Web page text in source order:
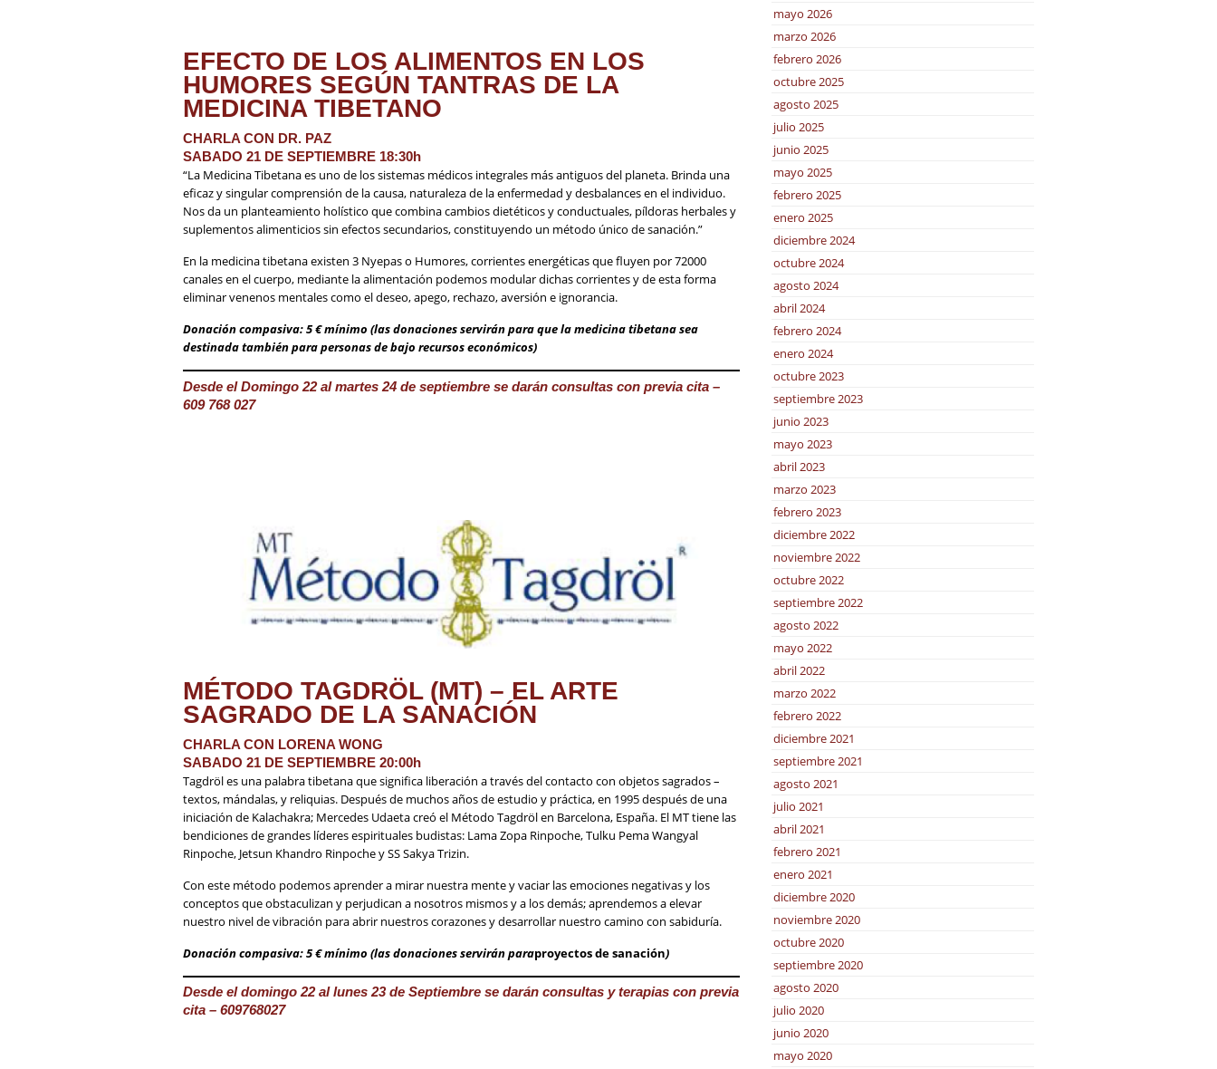
EFECTO DE LOS ALIMENTOS EN LOS
HUMORES SEGÚN TANTRAS DE LA
MEDICINA TIBETANO
CHARLA CON DR. PAZ
SABADO 21 DE SEPTIEMBRE 18:30h
“La Medicina Tibetana es uno de los sistemas médicos integrales más antiguos del planeta. Brinda una
eficaz y singular comprensión de la causa, naturaleza de la enfermedad y desbalances en el individuo.
Nos da un planteamiento holístico que combina cambios dietéticos y conductuales, píldoras herbales y
suplementos alimenticios sin efectos secundarios, constituyendo un método único de sanación.”
En la medicina tibetana existen 3 Nyepas o Humores, corrientes energéticas que fluyen por 72000
canales en el cuerpo, mediante la alimentación podemos modular dichas corrientes y de esta forma
eliminar venenos mentales como el deseo, apego, rechazo, aversión e ignorancia.
Donación compasiva: 5 € mínimo (las donaciones servirán para que la medicina tibetana sea
destinada también para personas de bajo recursos económicos)
Desde el Domingo 22 al martes 24 de septiembre se darán consultas con previa cita –
609 768 027
MÉTODO TAGDRÖL (MT) – EL ARTE
SAGRADO DE LA SANACIÓN
CHARLA CON LORENA WONG
SABADO 21 DE SEPTIEMBRE 20:00h
Tagdröl es una palabra tibetana que significa liberación a través del contacto con objetos sagrados –
textos, mándalas, y reliquias. Después de muchos años de estudio y práctica, en 1995 después de una
iniciación de Kalachakra; Mercedes Udaeta creó el Método Tagdröl en Barcelona, España. El MT tiene las
bendiciones de grandes líderes espirituales budistas: Lama Zopa Rinpoche, Tulku Pema Wangyal
Rinpoche, Jetsun Khandro Rinpoche y SS Sakya Trizin.
Con este método podemos aprender a mirar nuestra mente y vaciar las emociones negativas y los
conceptos que obstaculizan y perjudican a nosotros mismos y a los demás; aprendemos a elevar
nuestro nivel de vibración para abrir nuestros corazones y desarrollar nuestro camino con sabiduría.
Donación compasiva: 5 € mínimo (las donaciones servirán paraproyectos de sanación)
Desde el domingo 22 al lunes 23 de Septiembre se darán consultas y terapias con previa
cita – 609768027
mayo 2026
marzo 2026
febrero 2026
octubre 2025
agosto 2025
julio 2025
junio 2025
mayo 2025
febrero 2025
enero 2025
diciembre 2024
octubre 2024
agosto 2024
abril 2024
febrero 2024
enero 2024
octubre 2023
septiembre 2023
junio 2023
mayo 2023
abril 2023
marzo 2023
febrero 2023
diciembre 2022
noviembre 2022
octubre 2022
septiembre 2022
agosto 2022
mayo 2022
abril 2022
marzo 2022
febrero 2022
diciembre 2021
septiembre 2021
agosto 2021
julio 2021
abril 2021
febrero 2021
enero 2021
diciembre 2020
noviembre 2020
octubre 2020
septiembre 2020
agosto 2020
julio 2020
junio 2020
mayo 2020